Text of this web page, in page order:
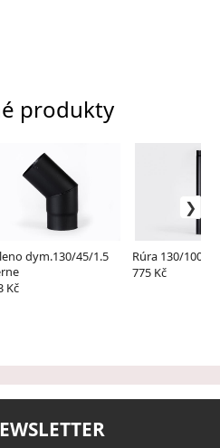
produkty
dym.130/45/1.5
Kč
Rúra 130/1000/
775 Kč